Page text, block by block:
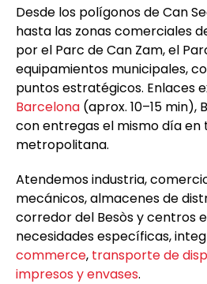
Desde los polígonos de Can
hasta las zonas comerciales
por el Parc de Can Zam, el
equipamientos municipales,
puntos estratégicos. Enlaces
Barcelona (aprox. 10–15 min),
con entregas el mismo día en
metropolitana.
Atendemos industria,
mecánicos, almacenes de
corredor del Besòs y centros
necesidades específicas,
commerce, transporte de
impresos y envases.